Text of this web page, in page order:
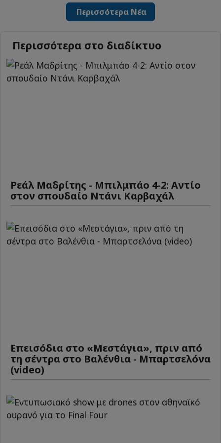
Περισσότερα Νέα
Περισσότερα στο διαδίκτυο
Ρεάλ Μαδρίτης - Μπιλμπάο 4-2: Αντίο
στον σπουδαίο Ντάνι Καρβαχάλ
Επεισόδια στο «Μεστάγια», πριν από
τη σέντρα στο Βαλένθια - Μπαρτσελόνα
(video)